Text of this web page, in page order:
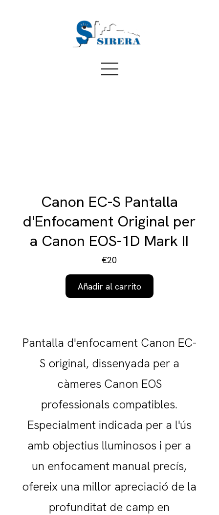
Canon EC-S Pantalla
d'Enfocament Original per
a Canon EOS-1D Mark II
€20
Añadir al carrito
Pantalla d'enfocament Canon EC-
S original, dissenyada per a
càmeres Canon EOS
professionals compatibles.
Especialment indicada per a l'ús
amb objectius lluminosos i per a
un enfocament manual precís,
ofereix una millor apreciació de la
profunditat de camp en